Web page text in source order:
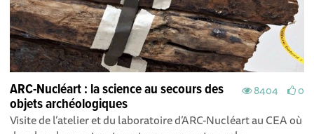
8404 0
ARC-Nucléart : la science au secours des
objets archéologiques
Visite de l’atelier et du laboratoire d’ARC-Nucléart au CEA où